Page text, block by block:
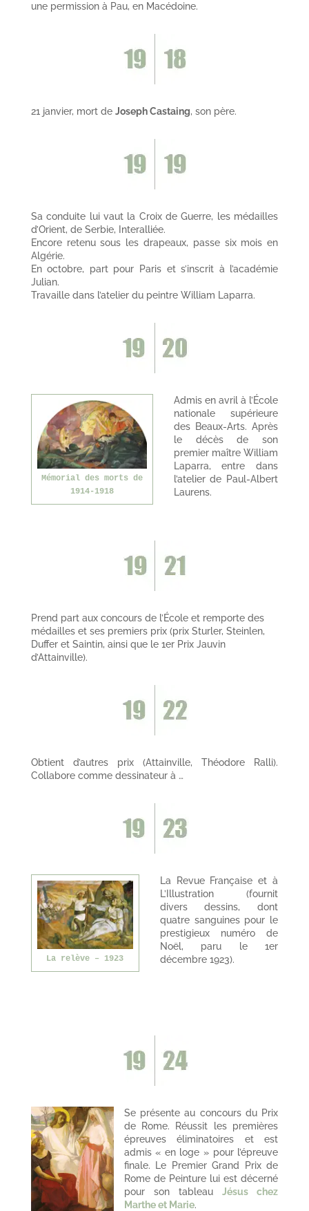
une permission à Pau, en Macédoine.
21 janvier, mort de Joseph Castaing, son père.
Sa conduite lui vaut la Croix de Guerre, les médailles
d’Orient, de Serbie, Interalliée.
Encore retenu sous les drapeaux, passe six mois en
Algérie.
En octobre, part pour Paris et s’inscrit à l’académie
Julian.
Travaille dans l’atelier du peintre William Laparra.
Mémorial des morts de
1914-1918
Admis en avril à l’École
nationale supérieure
des Beaux-Arts. Après
le décès de son
premier maître William
Laparra, entre dans
l’atelier de Paul-Albert
Laurens.
Prend part aux concours de l’École et remporte des
médailles et ses premiers prix (prix Sturler, Steinlen,
Duffer et Saintin, ainsi que le 1er Prix Jauvin
d’Attainville).
Obtient d’autres prix (Attainville, Théodore Ralli).
Collabore comme dessinateur à …
La relève – 1923
La Revue Française et à
L’Illustration (fournit
divers dessins, dont
quatre sanguines pour le
prestigieux numéro de
Noël, paru le 1er
décembre 1923).
Se présente au concours du Prix
de Rome. Réussit les premières
épreuves éliminatoires et est
admis « en loge » pour l’épreuve
finale. Le Premier Grand Prix de
Rome de Peinture lui est décerné
pour son tableauJésus chez
Marthe et Marie.